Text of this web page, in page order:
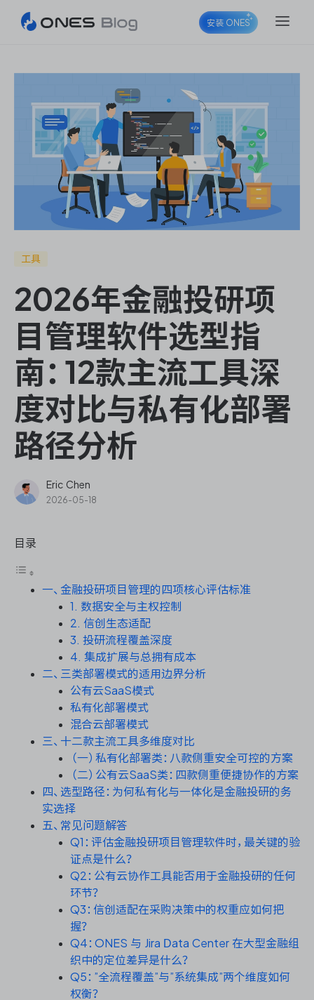
ONES Project
ONES Wiki
ONES Desk
ONES Assistant
敏捷研发管理
企业知识库管理
瀑布项目管理
DevOps
服务台和工单管理
IPD 研发管理
ASPICE 研发管理
安装 ONES
工具
2026年金融投研项
目管理软件选型指
南：12款主流工具深
度对比与私有化部署
路径分析
Eric Chen
2026-05-18
目录
一、金融投研项目管理的四项核心评估标准
1. 数据安全与主权控制
2. 信创生态适配
3. 投研流程覆盖深度
4. 集成扩展与总拥有成本
二、三类部署模式的适用边界分析
公有云SaaS模式
私有化部署模式
混合云部署模式
三、十二款主流工具多维度对比
（一）私有化部署类：八款侧重安全可控的方案
（二）公有云SaaS类：四款侧重便捷协作的方案
四、选型路径：为何私有化与一体化是金融投研的务
实选择
五、常见问题解答
Q1：评估金融投研项目管理软件时，最关键的验
证点是什么？
Q2：公有云协作工具能否用于金融投研的任何
环节？
Q3：信创适配在采购决策中的权重应如何把
握？
Q4：ONES 与 Jira Data Center 在大型金融组
织中的定位差异是什么？
Q5：”全流程覆盖”与”系统集成”两个维度如何
权衡？